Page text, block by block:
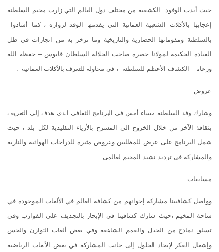
حيث أبدت الوفود الكشفية من مختلف دول العالم التي زارت مخيم السلطنة
إعجابها بالأكلات الشعبية العمانية التي يقدمها الوفد لزواره ، كما أشادوا
بالسلطنة ومقوماتها الحضارية والتاريخية وما تزخر به من انجازات في ظل
القيادة الحكيمة لمولانا حضرة صاحب الجلالة السلطان قابوس – حفظه الله
ورعاه – الكشاف الأعظم للسلطنة ، في محاولة للتعرف بالأكلات العمانية .
عروض
وشارك وفد السلطنة مساء أمس في البرنامج الثقافي الذي هدف إلى التعريف
بثقافة الآخر من خلال الخروج الى المسرح بالأزياء التقليدية لكل بلد ، حيث
شمل البرنامج على عرض للمظليين وعروض مثيرة للدراجات الهوائية والنارية
والمشاركة في ترديد نشيد المخيم لعالمي .
مسابقات
وواصل كشافيينا مشاركة إخوانهم من كشافة العالم في الألعاب الموجودة في
ساحة المخيم ،حيث شارك كشافينا في الإبحار بالتجديف على القوارب وفي
تسلق نماذج من الجبال والقمم الشاهقة وفي بعض ألعاب التوازن والحس
وإشغال الفكر لإيجاد الحلول إلى جانب المشاركة في بعض الألعاب الرياضية